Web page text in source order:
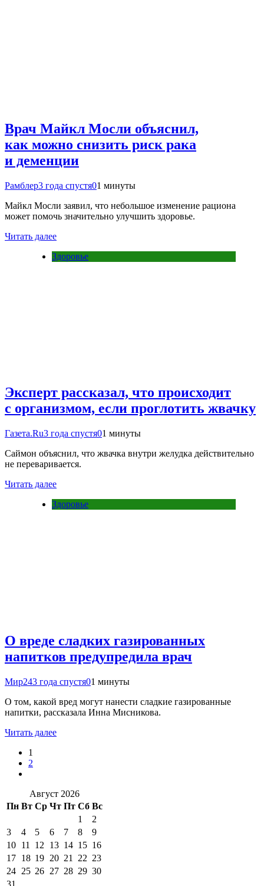
Врач Майкл Мосли объяснил,
как можно снизить риск рака
и деменции
Рамблер3 года спустя01 минуты
Майкл Мосли заявил, что небольшое изменение рациона
может помочь значительно улучшить здоровье.
Читать далее
Здоровье
Эксперт рассказал, что происходит
с организмом, если проглотить жвачку
Газета.Ru3 года спустя01 минуты
Саймон объяснил, что жвачка внутри желудка действительно
не переваривается.
Читать далее
Здоровье
О вреде сладких газированных
напитков предупредила врач
Мир243 года спустя01 минуты
О том, какой вред могут нанести сладкие газированные
напитки, рассказала Инна Мисникова.
Читать далее
1
2
Август 2026
Пн Вт Ср Чт Пт Сб Вс
1
2
3
4 5 6 7 8
9
10 11 12 13 14 15 16
17 18 19 20 21 22 23
24 25 26 27 28 29 30
31